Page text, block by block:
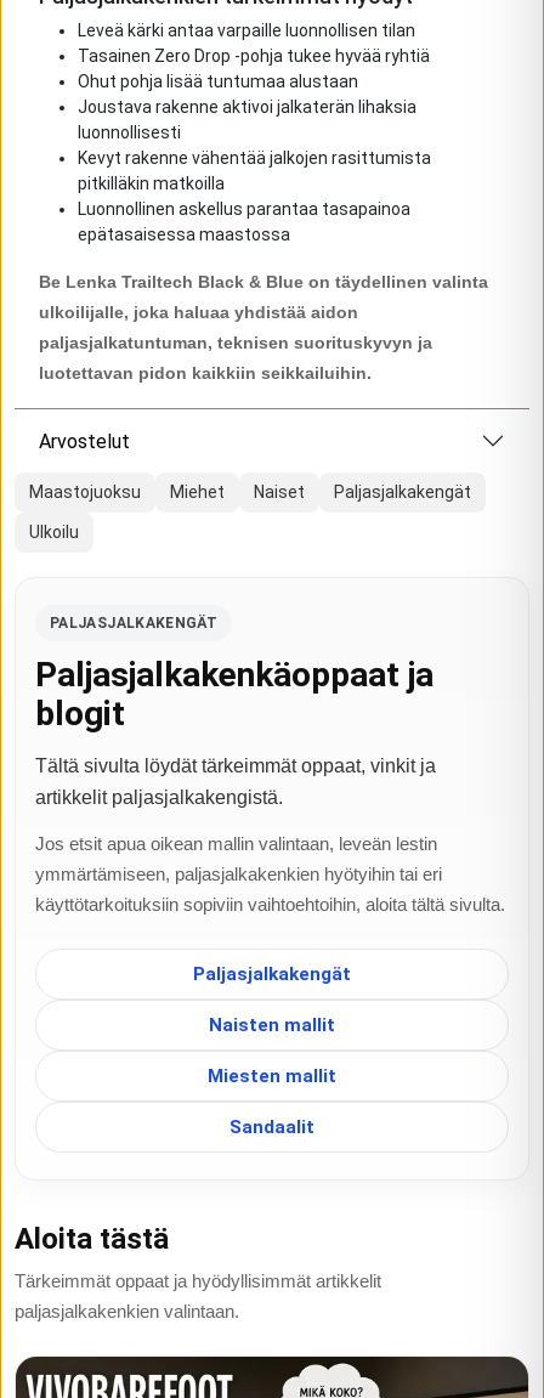
Leveä kärki antaa varpaille luonnollisen tilan
Tasainen Zero Drop -pohja tukee hyvää ryhtiä
Ohut pohja lisää tuntumaa alustaan
Joustava rakenne aktivoi jalkaterän lihaksia
luonnollisesti
Kevyt rakenne vähentää jalkojen rasittumista
pitkilläkin matkoilla
Luonnollinen askellus parantaa tasapainoa
epätasaisessa maastossa
Be Lenka Trailtech Black & Blue on täydellinen valinta
ulkoilijalle, joka haluaa yhdistää aidon
paljasjalkatuntuman, teknisen suorituskyvyn ja
luotettavan pidon kaikkiin seikkailuihin.
Arvostelut
Maastojuoksu Miehet Naiset Paljasjalkakengät
Ulkoilu
PALJASJALKAKENGÄT
Paljasjalkakenkäoppaat ja
blogit
Tältä sivulta löydät tärkeimmät oppaat, vinkit ja
artikkelit paljasjalkakengistä.
Jos etsit apua oikean mallin valintaan, leveän lestin
ymmärtämiseen, paljasjalkakenkien hyötyihin tai eri
käyttötarkoituksiin sopiviin vaihtoehtoihin, aloita tältä sivulta.
Paljasjalkakengät
Naisten mallit
Miesten mallit
Sandaalit
Aloita tästä
Tärkeimmät oppaat ja hyödyllisimmät artikkelit
paljasjalkakenkien valintaan.